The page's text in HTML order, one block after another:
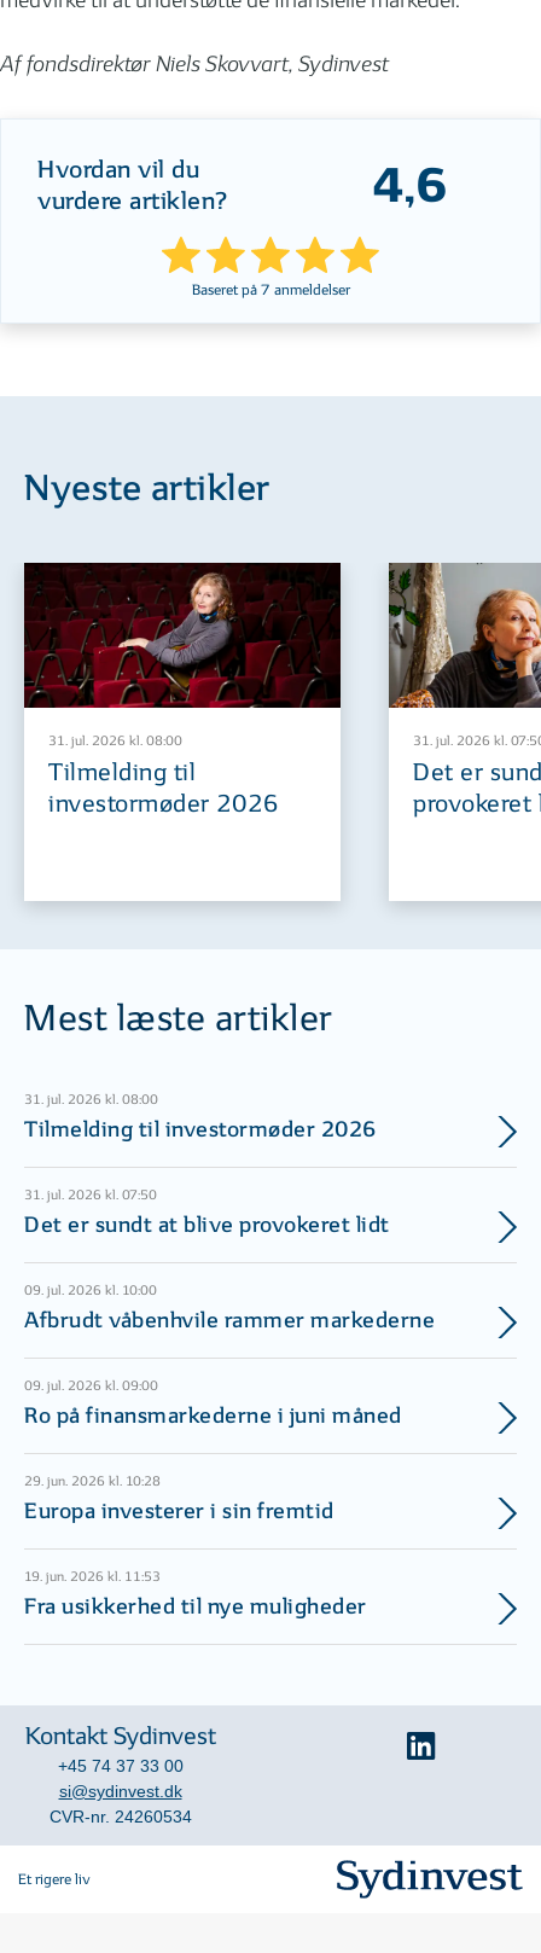
Af fondsdirektør Niels Skovvart, Sydinvest
Hvordan vil du
vurdere artiklen?
4,6
Baseret på 7 anmeldelser
Nyeste artikler
31. jul. 2026 kl. 08:00
Tilmelding til
investormøder 2026
31. jul. 2026 kl.
Det er
provokeret
Mest læste artikler
31. jul. 2026 kl. 08:00
Tilmelding til investormøder 2026
31. jul. 2026 kl. 07:50
Det er sundt at blive provokeret lidt
09. jul. 2026 kl. 10:00
Afbrudt våbenhvile rammer markederne
09. jul. 2026 kl. 09:00
Ro på finansmarkederne i juni måned
29. jun. 2026 kl. 10:28
Europa investerer i sin fremtid
19. jun. 2026 kl. 11:53
Fra usikkerhed til nye muligheder
Kontakt Sydinvest
+45 74 37 33 00
si@sydinvest.dk
CVR-nr. 24260534
Et rigere liv